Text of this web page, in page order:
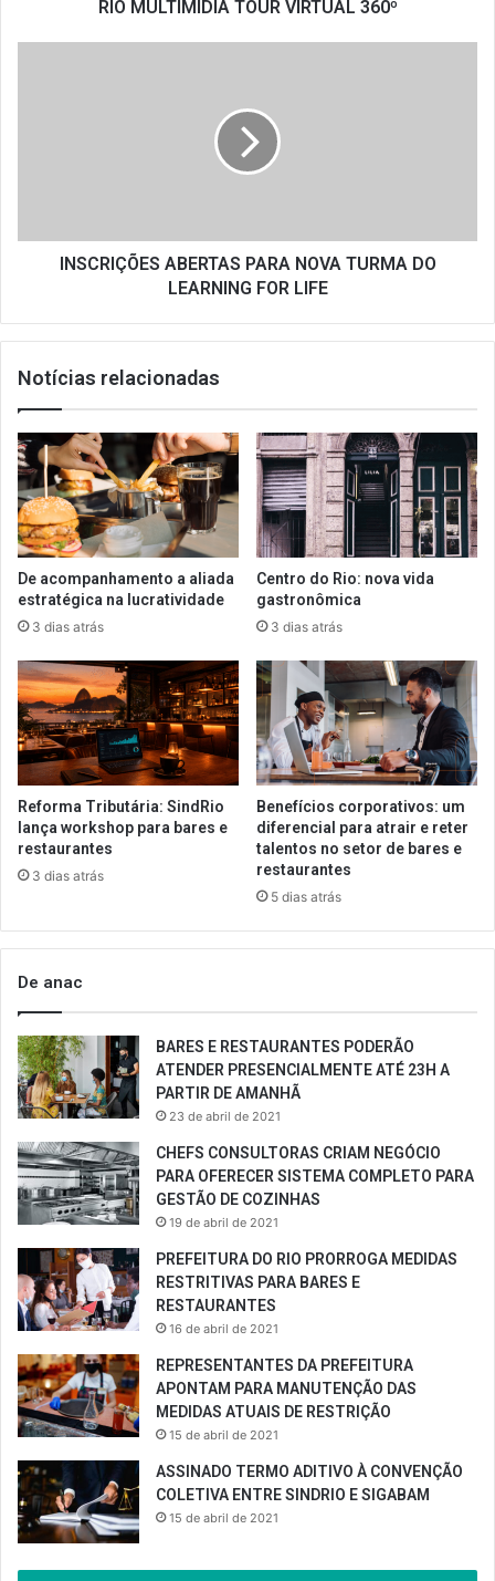
RIO MULTIMÍDIA TOUR VIRTUAL 360º
LIFE
INSCRIÇÕES ABERTAS PARA NOVA TURMA DO
LEARNING FOR LIFE
Notícias relacionadas
De acompanhamento a aliada
estratégica na lucratividade
3 dias atrás
Centro do Rio: nova vida
gastronômica
3 dias atrás
Reforma Tributária: SindRio
lança workshop para bares e
restaurantes
3 dias atrás
Benefícios corporativos: um
diferencial para atrair e reter
talentos no setor de bares e
restaurantes
5 dias atrás
De anac
BARES E RESTAURANTES PODERÃO
ATENDER PRESENCIALMENTE ATÉ 23H A
PARTIR DE AMANHÃ
23 de abril de 2021
CHEFS CONSULTORAS CRIAM NEGÓCIO
PARA OFERECER SISTEMA COMPLETO PARA
GESTÃO DE COZINHAS
19 de abril de 2021
PREFEITURA DO RIO PRORROGA MEDIDAS
RESTRITIVAS PARA BARES E
RESTAURANTES
16 de abril de 2021
REPRESENTANTES DA PREFEITURA
APONTAM PARA MANUTENÇÃO DAS
MEDIDAS ATUAIS DE RESTRIÇÃO
15 de abril de 2021
ASSINADO TERMO ADITIVO À CONVENÇÃO
COLETIVA ENTRE SINDRIO E SIGABAM
15 de abril de 2021